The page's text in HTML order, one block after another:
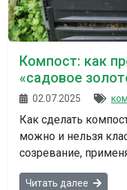
Компост: как
«садовое
02.07.2025
Как сделать
можно и нельзя
созревание,
Читать далее